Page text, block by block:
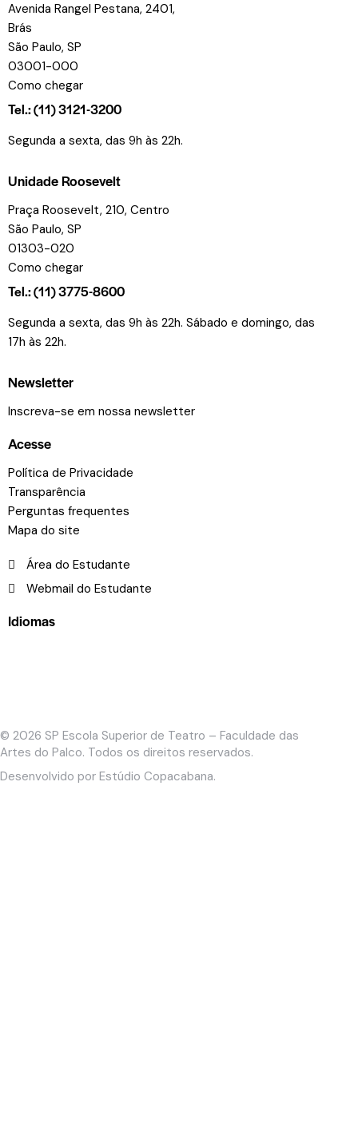
Avenida Rangel Pestana, 2401,
Brás
São Paulo, SP
03001-000
Como chegar
Tel.: (11) 3121-3200
Segunda a sexta, das 9h às 22h.
Unidade Roosevelt
Praça Roosevelt, 210, Centro
São Paulo, SP
01303-020
Como chegar
Tel.: (11) 3775-8600
Segunda a sexta, das 9h às 22h. Sábado e domingo, das
17h às 22h.
Newsletter
Inscreva-se em nossa newsletter
Acesse
Política de Privacidade
Transparência
Perguntas frequentes
Mapa do site
Área do Estudante
Webmail do Estudante
Idiomas
© 2026 SP Escola Superior de Teatro – Faculdade das
Artes do Palco. Todos os direitos reservados.
Desenvolvido por Estúdio Copacabana.